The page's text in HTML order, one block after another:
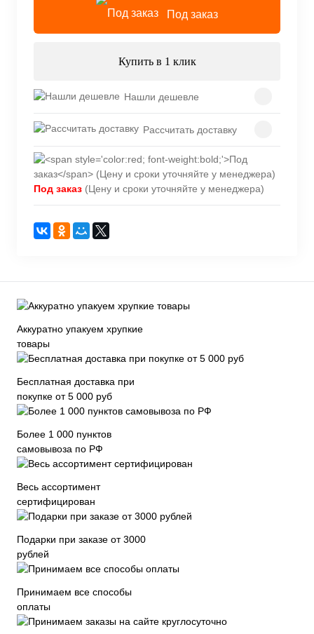
Под заказ
Купить в 1 клик
Нашли дешевле
Рассчитать доставку
Под заказ (Цену и сроки уточняйте у менеджера)
Аккуратно упакуем хрупкие
товары
Бесплатная доставка при
покупке от 5 000 руб
Более 1 000 пунктов
самовывоза по РФ
Весь ассортимент
сертифицирован
Подарки при заказе от 3000
рублей
Принимаем все способы
оплаты